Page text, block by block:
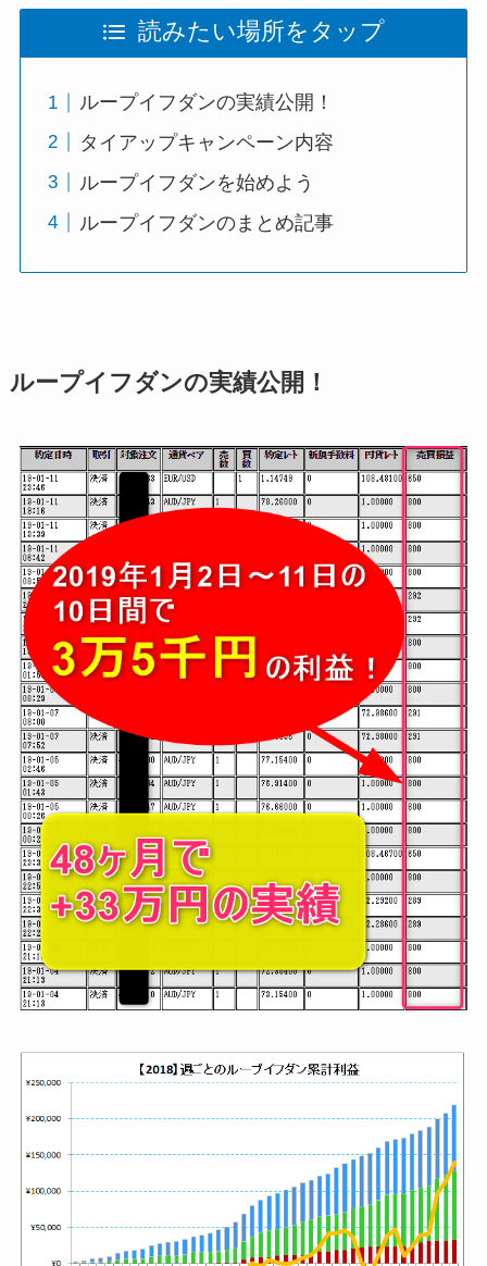
読みたい場所をタップ
ループイフダンの実績公開！
タイアップキャンペーン内容
ループイフダンを始めよう
ループイフダンのまとめ記事
ループイフダンの実績公開！